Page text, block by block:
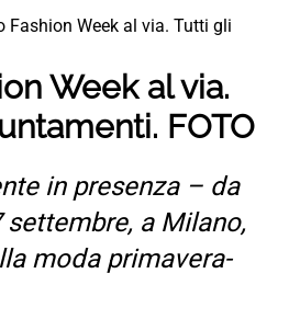
Fashion Week al via. Tutti gli
Week al via.
FOTO
in presenza – da
settembre, a Milano,
moda primavera-